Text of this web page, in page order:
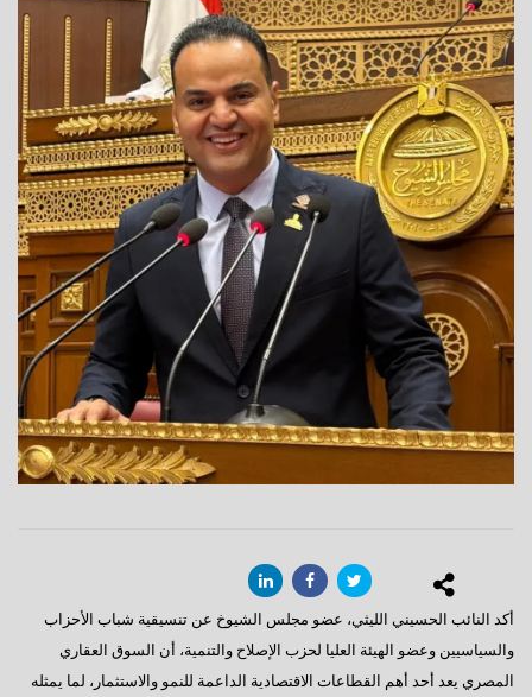
أكد النائب الحسيني الليثي، عضو مجلس الشيوخ عن تنسيقية شباب الأحزاب
والسياسيين وعضو الهيئة العليا لحزب الإصلاح والتنمية، أن السوق العقاري
المصري يعد أحد أهم القطاعات الاقتصادية الداعمة للنمو والاستثمار، لما يمثله